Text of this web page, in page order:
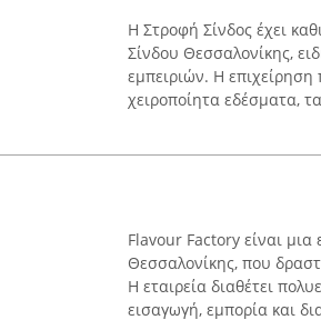
Η Στροφή Σίνδος έχει
Σίνδου Θεσσαλονίκης,
εμπειριών. Η
χειροποίητα εδέσματα,
Flavour Factory είναι μια
Θεσσαλονίκης, που
Η εταιρεία διαθέτει
εισαγωγή, εμπορία και